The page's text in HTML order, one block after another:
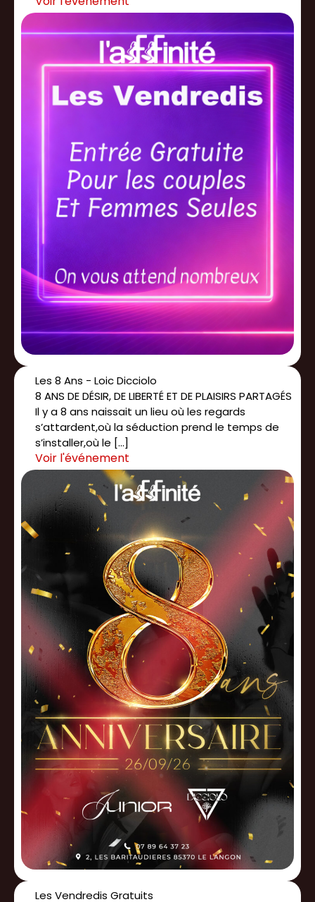
Les 8 Ans - Loic Dicciolo
8 ANS DE DÉSIR, DE LIBERTÉ ET DE PLAISIRS PARTAGÉS
Il y a 8 ans naissait un lieu où les regards
s’attardent,où la séduction prend le temps de
s’installer,où le […]
Les Vendredis Gratuits